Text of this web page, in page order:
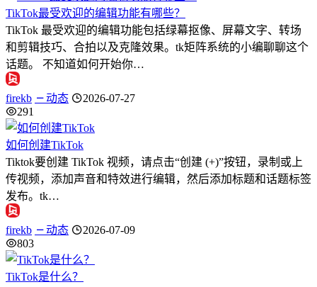
TikTok最受欢迎的编辑功能有哪些？
TikTok 最受欢迎的编辑功能包括绿幕抠像、屏幕文字、转场
和剪辑技巧、合拍以及克隆效果。tk矩阵系统的小编聊聊这个
话题。 不知道如何开始你…
firekb 动态
2026-07-27
291
如何创建TikTok
Tiktok要创建 TikTok 视频，请点击“创建 (+)”按钮，录制或上
传视频，添加声音和特效进行编辑，然后添加标题和话题标签
发布。tk…
firekb 动态
2026-07-09
803
TikTok是什么？